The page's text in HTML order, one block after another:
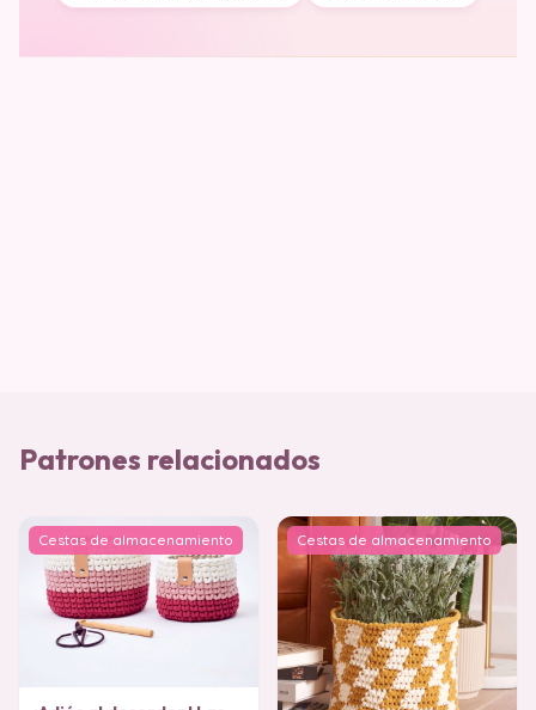
Patrones relacionados
Cestas de almacenamiento Cestas de almacenamiento